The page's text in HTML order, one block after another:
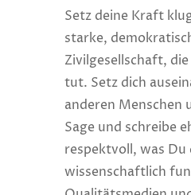
Setz deine Kraft
starke,
Zivilgesellschaft,
tut. Setz dich
anderen Menschen
Sage und schreibe
respektvoll, was Du
wissenschaftlich